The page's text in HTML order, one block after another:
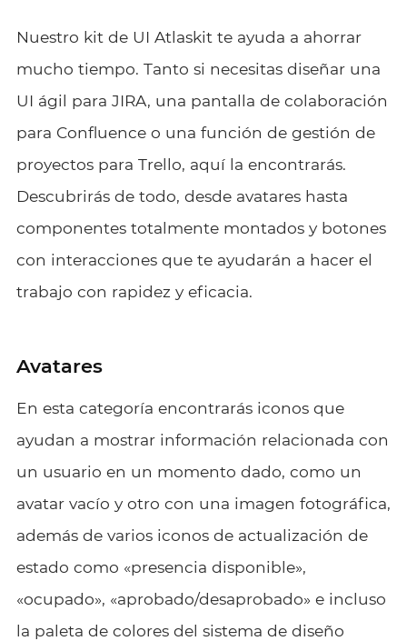
Nuestro kit de UI Atlaskit te ayuda a ahorrar
mucho tiempo. Tanto si necesitas diseñar una
UI ágil para JIRA, una pantalla de colaboración
para Confluence o una función de gestión de
proyectos para Trello, aquí la encontrarás.
Descubrirás de todo, desde avatares hasta
componentes totalmente montados y botones
con interacciones que te ayudarán a hacer el
trabajo con rapidez y eficacia.
Avatares
En esta categoría encontrarás iconos que
ayudan a mostrar información relacionada con
un usuario en un momento dado, como un
avatar vacío y otro con una imagen fotográfica,
además de varios iconos de actualización de
estado como «presencia disponible»,
«ocupado», «aprobado/desaprobado» e incluso
la paleta de colores del sistema de diseño